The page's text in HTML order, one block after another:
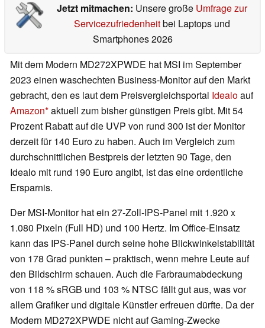
Jetzt mitmachen: Unsere große Umfrage zur
Servicezufriedenheitbei Laptops und
Smartphones 2026
Mit dem Modern MD272XPWDE hat MSI im September
2023 einen waschechten Business-Monitor auf den Markt
gebracht, den es laut dem Preisvergleichsportal Idealoauf
Amazon aktuell zum bisher günstigen Preis gibt. Mit 54
Prozent Rabatt auf die UVP von rund 300 ist der Monitor
derzeit für 140 Euro zu haben. Auch im Vergleich zum
durchschnittlichen Bestpreis der letzten 90 Tage, den
Idealo mit rund 190 Euro angibt, ist das eine ordentliche
Ersparnis.
Der MSI-Monitor hat ein 27-Zoll-IPS-Panel mit 1.920 x
1.080 Pixeln (Full HD) und 100 Hertz. Im Office-Einsatz
kann das IPS-Panel durch seine hohe Blickwinkelstabilität
von 178 Grad punkten – praktisch, wenn mehre Leute auf
den Bildschirm schauen. Auch die Farbraumabdeckung
von 118 % sRGB und 103 % NTSC fällt gut aus, was vor
allem Grafiker und digitale Künstler erfreuen dürfte. Da der
Modern MD272XPWDE nicht auf Gaming-Zwecke